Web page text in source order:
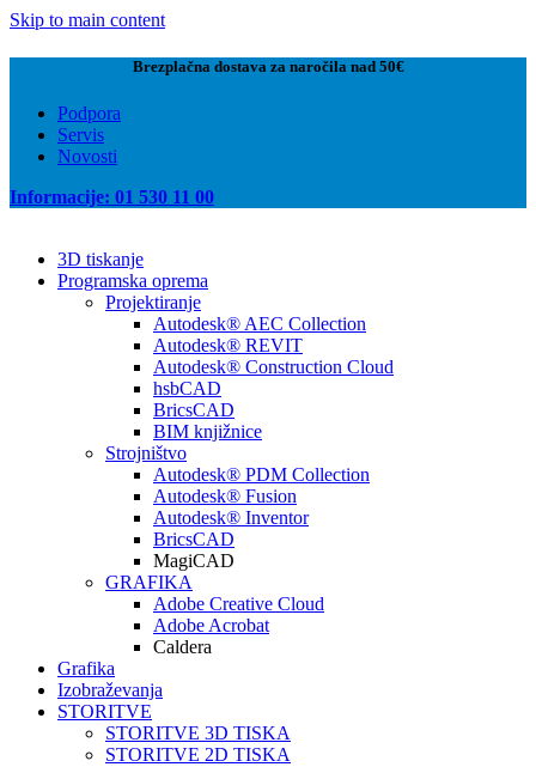
Skip to main content
Brezplačna dostava za naročila nad 50€
Podpora
Servis
Novosti
Informacije: 01 530 11 00
3D tiskanje
Programska oprema
Projektiranje
Autodesk® AEC Collection
Autodesk® REVIT
Autodesk® Construction Cloud
hsbCAD
BricsCAD
BIM knjižnice
Strojništvo
Autodesk® PDM Collection
Autodesk® Fusion
Autodesk® Inventor
BricsCAD
MagiCAD
GRAFIKA
Adobe Creative Cloud
Adobe Acrobat
Caldera
Grafika
Izobraževanja
STORITVE
STORITVE 3D TISKA
STORITVE 2D TISKA